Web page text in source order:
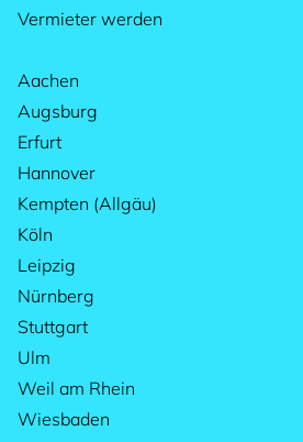
Vermieter werden
Aachen
Augsburg
Erfurt
Hannover
Kempten (Allgäu)
Köln
Leipzig
Nürnberg
Stuttgart
Ulm
Weil am Rhein
Wiesbaden